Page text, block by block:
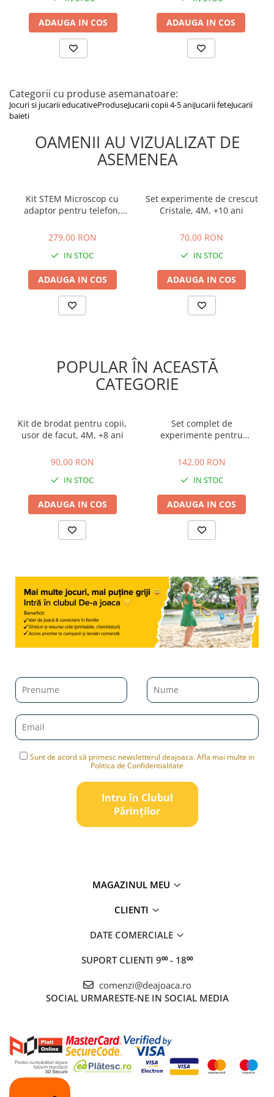
ADAUGA IN COS ADAUGA IN COS
Categorii cu produse asemanatoare:
Jocuri si jucarii educativeProduseJucarii copii 4-5 aniJucarii feteJucarii
baieti
OAMENII AU VIZUALIZAT DE
ASEMENEA
Kit STEM Microscop cu
adaptor pentru telefon,
279,00 RON
IN STOC
ADAUGA IN COS
Set experimente de crescut
Cristale, 4M, +10 ani
70,00 RON
IN STOC
ADAUGA IN COS
POPULAR ÎN ACEASTĂ
CATEGORIE
Kit de brodat pentru copii,
usor de facut, 4M, +8 ani
90,00 RON
IN STOC
ADAUGA IN COS
Set complet de
experimente pentru
ani
142,00 RON
IN STOC
ADAUGA IN COS
Sunt de acord să primesc newsletterul deajoaca. Afla mai multe in
Politica de Confidentialitate
Intru în Clubul
Pǎrinților
MAGAZINUL MEU
CLIENTI
DATE COMERCIALE
SUPORT CLIENTI 9⁰⁰ - 18⁰⁰
comenzi@deajoaca.ro
SOCIAL URMARESTE-NE IN SOCIAL MEDIA